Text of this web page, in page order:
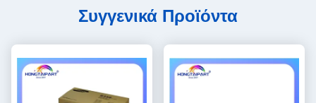
Συγγενικά Προϊόντα